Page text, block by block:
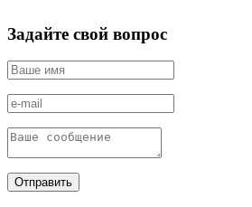
Задайте свой вопрос
Отправить